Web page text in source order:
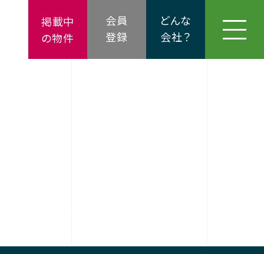
会員
登録
どんな
会社？
掲載中
の物件